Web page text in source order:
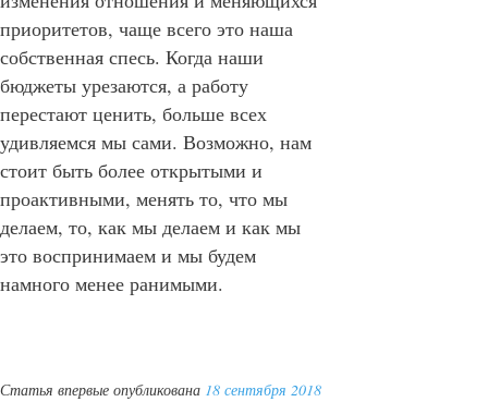
приоритетов, чаще всего это наша
собственная спесь. Когда наши
бюджеты урезаются, а работу
перестают ценить, больше всех
удивляемся мы сами. Возможно, нам
стоит быть более открытыми и
проактивными, менять то, что мы
делаем, то, как мы делаем и как мы
это воспринимаем и мы будем
намного менее ранимыми.
Статья впервые опубликована 18 сентября 2018